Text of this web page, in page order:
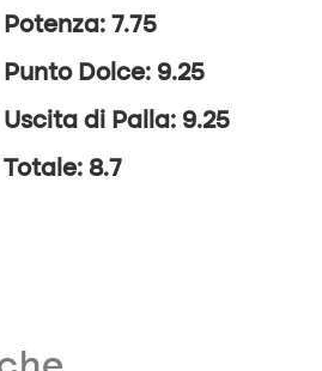
Potenza: 7.75
Punto Dolce: 9.25
Uscita di Palla: 9.25
Totale: 8.7